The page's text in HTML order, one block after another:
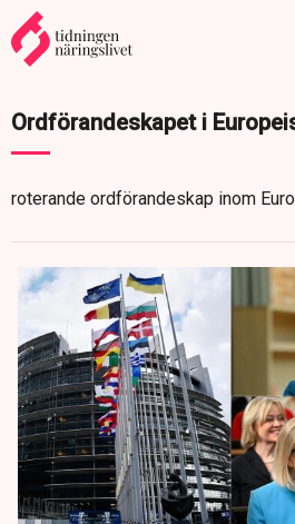
Ordförandeskapet i
roterande ordförandeskap inom